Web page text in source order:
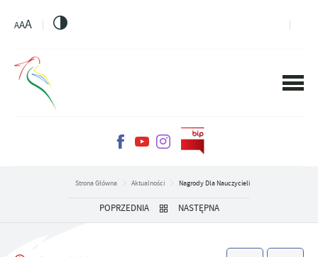
AAA
Strona Główna Aktualności Nagrody Dla Nauczycieli
POPRZEDNIA NASTĘPNA